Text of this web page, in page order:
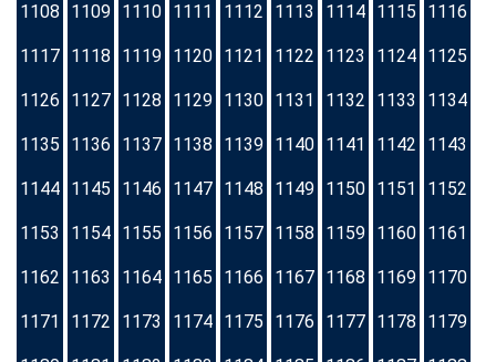
1108 1109 1110 1111 1112 1113 1114 1115 1116
1117 1118 1119 1120 1121 1122 1123 1124 1125
1126 1127 1128 1129 1130 1131 1132 1133 1134
1135 1136 1137 1138 1139 1140 1141 1142 1143
1144 1145 1146 1147 1148 1149 1150 1151 1152
1153 1154 1155 1156 1157 1158 1159 1160 1161
1162 1163 1164 1165 1166 1167 1168 1169 1170
1171 1172 1173 1174 1175 1176 1177 1178 1179